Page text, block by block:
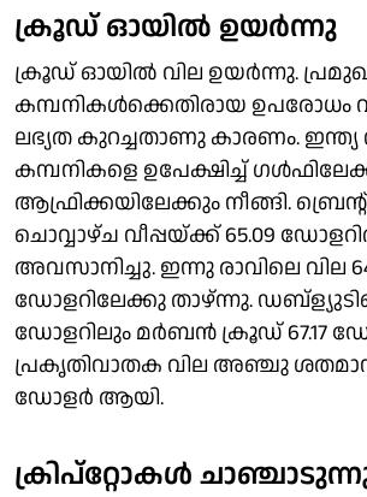
ക്രൂഡ് ഓയില്‍ ഉയര്‍ന്നു
ക്രൂഡ് ഓയില്‍ വില ഉയര്‍ന്നു.
കമ്പനികള്‍ക്കെതിരായ ഉപരോധം
ലഭ്യത കുറച്ചതാണു കാരണം. ഇന്ത്യ
കമ്പനികളെ ഉപേക്ഷിച്ച്
ആഫ്രിക്കയിലേക്കും നീങ്ങി.
ചാെവ്വാഴ്ച വീപ്പയ്ക്ക് 65.09
അവസാനിച്ചു. ഇന്നു രാവിലെ വില
ഡോളറിലേക്കു താഴ്ന്നു.
ഡോളറിലും മര്‍ബന്‍ ക്രൂഡ് 67.17
പ്രകൃതിവാതക വില അഞ്ചു
ഡോളര്‍ ആയി.
ക്രിപ്‌റ്റോകള്‍